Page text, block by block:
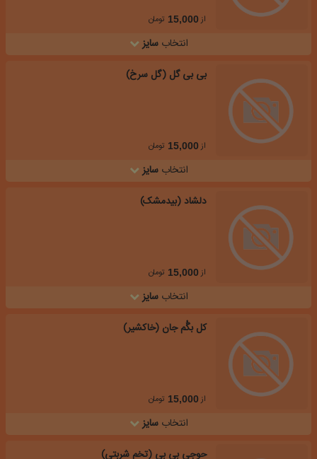
از15,000 تومان
انتخابسایز
بی بی گل (گل سرخ)
از15,000 تومان
انتخابسایز
دلشاد (بیدمشک)
از15,000 تومان
انتخابسایز
کل بگُم جان (خاکشیر)
از15,000 تومان
انتخابسایز
حوجی بی بی (تخم شربتی)